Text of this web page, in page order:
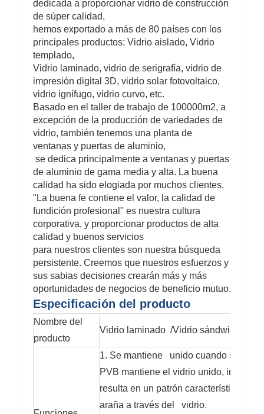
dedicada a proporcionar vidrio de construcción
de súper calidad,
hemos exportado a más de 80 países con los
principales productos: Vidrio aislado, Vidrio
templado,
Vidrio laminado, vidrio de serigrafía, vidrio de
impresión digital 3D, vidrio solar fotovoltaico,
vidrio ignífugo, vidrio curvo, etc.
Basado en el taller de trabajo de 100000m2, a
excepción de la producción de variedades de
vidrio, también tenemos una planta de
ventanas y puertas de aluminio,
se dedica principalmente a ventanas y puertas
de aluminio de gama media y alta. La buena
calidad ha sido elogiada por muchos clientes.
"La buena fe contiene el valor, la calidad de
fundición profesional" es nuestra cultura
corporativa, y proporcionar productos de alta
calidad y buenos servicios
para nuestros clientes son nuestra búsqueda
persistente. Creemos que nuestros esfuerzos y
sus sabias decisiones crearán más y más
oportunidades de negocios de beneficio mutuo.
Especificación del producto
Nombre del
producto
Vidrio laminado /Vidrio sándwich
1. Se mantiene unido cuando se
PVB mantiene el vidrio unido, incluso
resulta en un patrón característico de
araña a través del vidrio.